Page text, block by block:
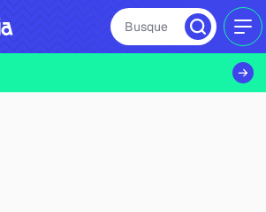
Busque